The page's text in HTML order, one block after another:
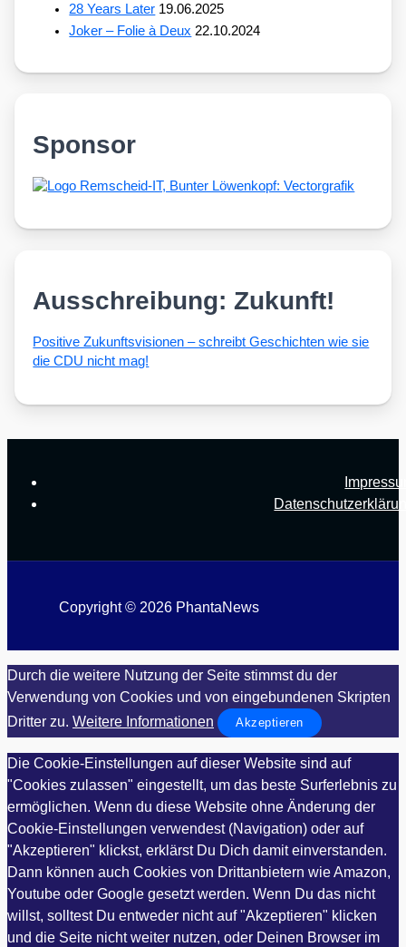
28 Years Later 19.06.2025
Joker – Folie à Deux 22.10.2024
Sponsor
Ausschreibung: Zukunft!
Posi­ti­ve Zukunfts­vi­sio­nen – schreibt Geschich­ten wie sie
die CDU nicht mag!
Copyright © 2026 PhantaNews
Durch die weitere Nutzung der Seite stimmst du der
Verwendung von Cookies und von eingebundenen Skripten
Dritter zu. Weitere Informationen Akzeptieren
Die Cookie-Einstellungen auf dieser Website sind auf
"Cookies zulassen" eingestellt, um das beste Surferlebnis zu
ermöglichen. Wenn du diese Website ohne Änderung der
Cookie-Einstellungen verwendest (Navigation) oder auf
"Akzeptieren" klickst, erklärst Du Dich damit einverstanden.
Dann können auch Cookies von Drittanbietern wie Amazon,
Youtube oder Google gesetzt werden. Wenn Du das nicht
willst, solltest Du entweder nicht auf "Akzeptieren" klicken
und die Seite nicht weiter nutzen, oder Deinen Browser im